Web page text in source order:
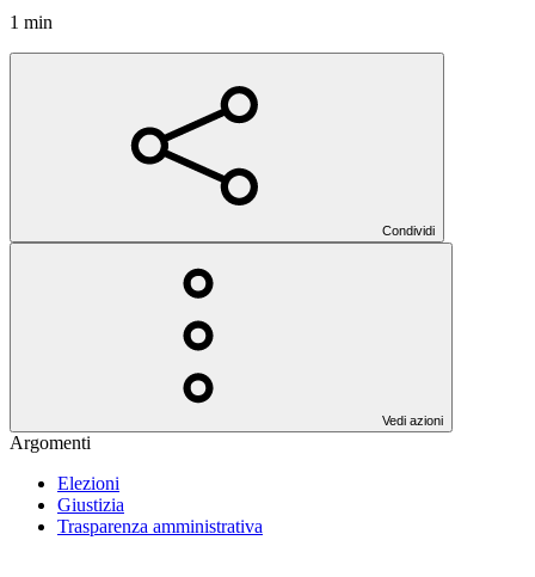
1 min
Condividi
Vedi azioni
Argomenti
Elezioni
Giustizia
Trasparenza amministrativa